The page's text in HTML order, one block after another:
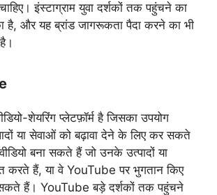
इंस्टाग्राम युवा दर्शकों तक पहुंचने का
है, और यह ब्रांड जागरूकता पैदा करने का भी
शेयरिंग प्लेटफ़ॉर्म है जिसका उपयोग
या सेवाओं को बढ़ावा देने के लिए कर सकते
बना सकते हैं जो उनके उत्पादों या
करते हैं, या वे YouTube पर भुगतान किए
सकते हैं। YouTube बड़े दर्शकों तक पहुंचने